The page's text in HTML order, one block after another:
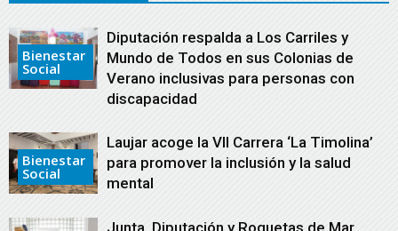
Bienestar
Social
Diputación respalda a Los Carriles y
Mundo de Todos en sus Colonias de
Verano inclusivas para personas con
discapacidad
Bienestar
Social
Laujar acoge la VII Carrera ‘La Timolina’
para promover la inclusión y la salud
mental